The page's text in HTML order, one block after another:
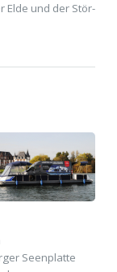
Elde und der Stör-
Seenplatte